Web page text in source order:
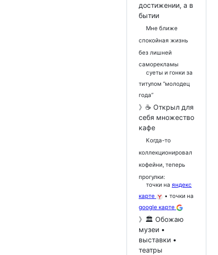
достижении, а в
бытии
Мне ближе
спокойная жизнь
без лишней
саморекламы
суеты и гонки за
титулом “молодец
года”
》☕ Открыл для
себя множество
кафе
Когда-то
коллекционировал
кофейни, теперь
прогулки:
точки на яндекс
карте
• точки на
google карте
》🏛️ Обожаю
музеи •
выставки •
театры